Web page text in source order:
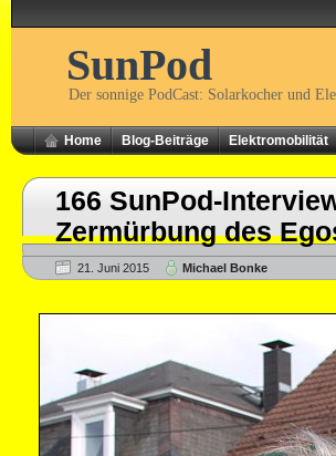
SunPod
Der sonnige PodCast: Solarkocher und
Home Blog-Beiträge Elektromobilität
166 SunPod-
Zermürbung des
21. Juni 2015 Michael Bonke